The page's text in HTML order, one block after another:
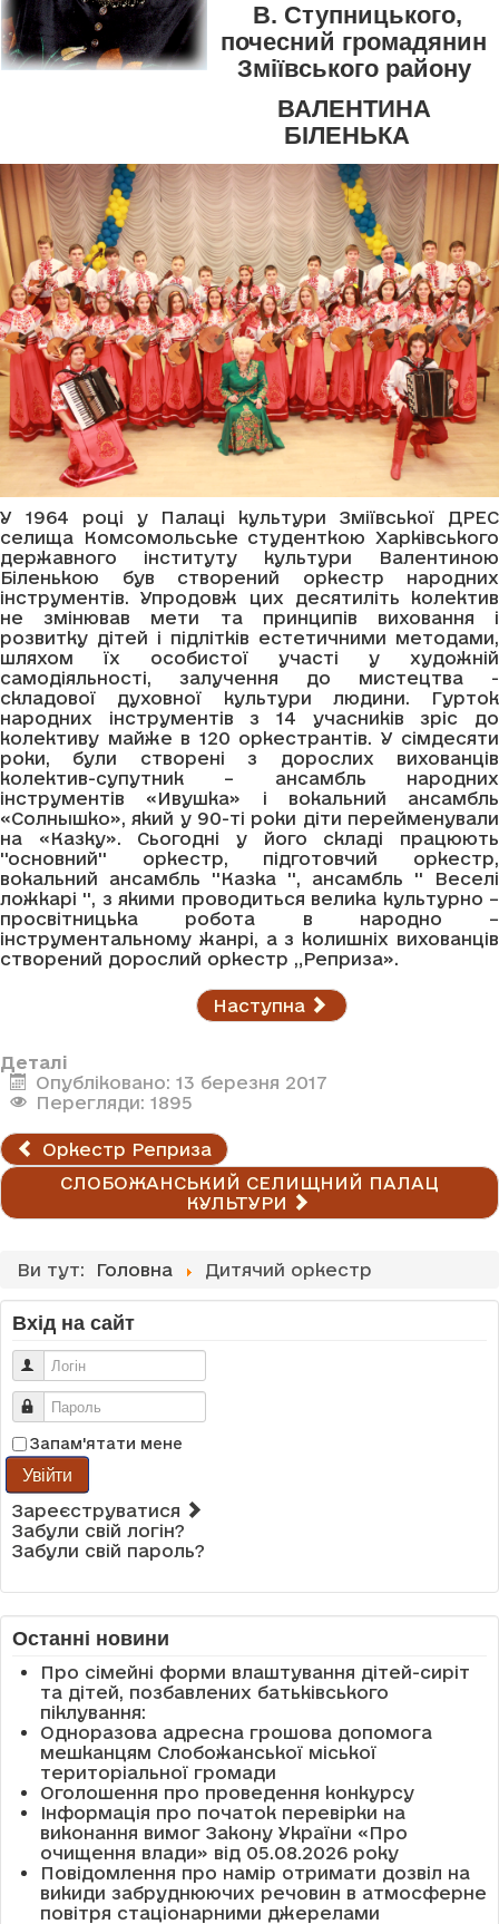
В. Ступницького,
почесний громадянин
Зміївського району
ВАЛЕНТИНА
БІЛЕНЬКА
У 1964 році у Палаці культури Зміївської ДРЕС
селища Комсомольське студенткою Харківського
державного інституту культури Валентиною
Біленькою був створений оркестр народних
інструментів. Упродовж цих десятиліть колектив
не змінював мети та принципів виховання і
розвитку дітей і підлітків естетичними методами,
шляхом їх особистої участі у художній
самодіяльності, залучення до мистецтва -
складової духовної культури людини. Гурток
народних інструментів з 14 учасників зріс до
колективу майже в 120 оркестрантів. У сімдесяти
роки, були створені з дорослих вихованців
колектив-супутник – ансамбль народних
інструментів «Ивушка» і вокальний ансамбль
«Солнышко», який у 90-ті роки діти перейменували
на «Казку». Сьогодні у його складі працюють
''основний'' оркестр, підготовчий оркестр,
вокальний ансамбль ''Казка '', ансамбль '' Веселі
ложкарі '', з якими проводиться велика культурно –
просвітницька робота в народно –
інструментальному жанрі, а з колишніх вихованців
створений дорослий оркестр „Реприза».
Наступна
Деталі
Опубліковано: 13 березня 2017
Перегляди: 1895
Оркестр Реприза
СЛОБОЖАНСЬКИЙ СЕЛИЩНИЙ ПАЛАЦ
КУЛЬТУРИ
Ви тут: Головна Дитячий оркестр
Вхід на сайт
Логін
Пароль
Запам'ятати мене
Увійти
Зареєструватися
Забули свій логін?
Забули свій пароль?
Останні новини
Про сімейні форми влаштування дітей-сиріт
та дітей, позбавлених батьківського
піклування:
Одноразова адресна грошова допомога
мешканцям Слобожанської міської
територіальної громади
Оголошення про проведення конкурсу
Інформація про початок перевірки на
виконання вимог Закону України «Про
очищення влади» від 05.08.2026 року
Повідомлення про намір отримати дозвіл на
викиди забруднюючих речовин в атмосферне
повітря стаціонарними джерелами